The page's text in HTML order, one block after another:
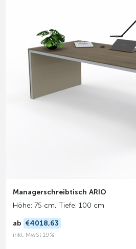
Managerschreibtisch ARIO
Höhe: 75 cm, Tiefe: 100 cm
ab €4018,63
inkl. MwSt 19%